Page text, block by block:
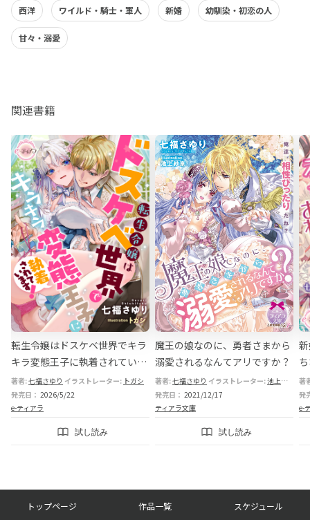
西洋 ワイルド・騎士・軍人 新婚 幼馴染・初恋の人
甘々・溺愛
関連書籍
七福さゆり麻生ミカリイラストレーター:駒城ミチヲ
転生令嬢はドスケベ世界でキラ
キラ変態王子に執着されていま
す！
著者:七福さゆり イラストレーター: トガシ
発売日： 2026/5/22
e-ティアラ
試し読み
魔王の娘なのに、勇者さまから
溺愛されるなんてアリですか？
著者:七福さゆり イラストレーター:池上紗京
発売日： 2021/12/17
ティアラ文庫
試し読み
著
発
e-
トップページ 作品一覧 スケジュール